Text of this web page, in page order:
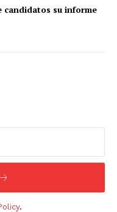
candidatos su informe
.